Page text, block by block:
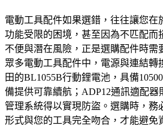
電動工具配件如果選錯，往往讓您在
功能受限的困境，甚至因為不匹配而
不便與潛在風險，正是選購配件時需
眾多電動工具配件中，電源與連結轉
田的BL1055B行動鋰電池，具備
備提供可靠續航；ADP12通訊適配
管理系統得以實現防盜。選購時，務
形式與您的工具完全吻合，才能避免